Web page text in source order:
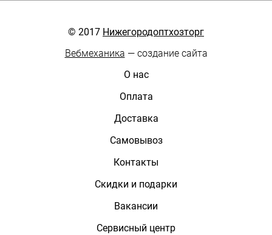
© 2017 Нижегородоптхозторг
Вебмеханика — создание сайта
О нас
Оплата
Доставка
Самовывоз
Контакты
Скидки и подарки
Вакансии
Сервисный центр